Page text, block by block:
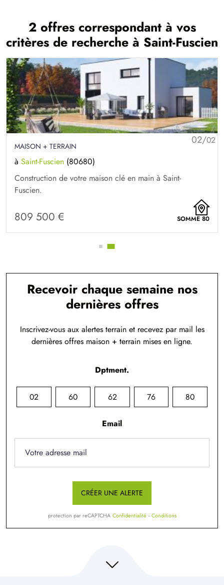
2 offres correspondant à vos
critères de recherche à Saint-Fuscien
01/02
MAISON + TERRAIN
à Saint-Fuscien (80680)
Construction de votre maison clé en main à Saint-
Fuscien.
470 000 € SOMME 80
Recevoir chaque semaine nos
dernières offres
Inscrivez-vous aux alertes terrain et recevez par mail les
dernières offres maison + terrain mises en ligne.
Dptment.
02 60 62 76 80
Email
CRÉER UNE ALERTE
protection par reCAPTCHA Confidentialité - Conditions